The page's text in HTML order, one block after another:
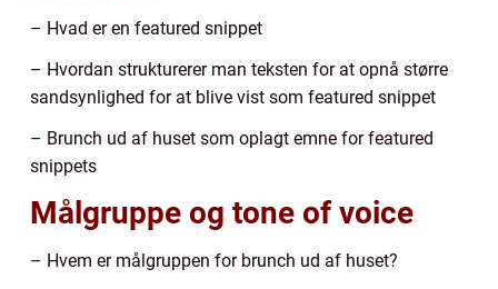
– Hvad er en featured snippet
– Hvordan strukturerer man teksten for at opnå større
sandsynlighed for at blive vist som featured snippet
– Brunch ud af huset som oplagt emne for featured
snippets
Målgruppe og tone of voice
– Hvem er målgruppen for brunch ud af huset?